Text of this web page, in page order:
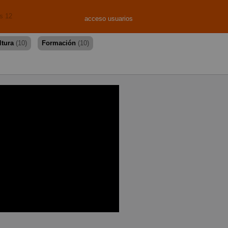
acceso usuarios
12
(10) Formación (10)